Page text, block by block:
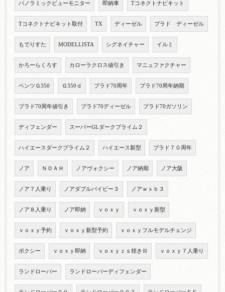
パノラミックビューモニター 即納車 Tコネクトナビキット
Tコネクトナビキット取付 TX ディーゼル プラド ディーゼル
もでりすた MODELLISTA シグネイチャー イルミ
かろーらくろす カローラクロス値引き マニュファクチャー
ベンツＧ350 Ｇ350ｄ プラド70周年 プラド70周年納期
プラド70周年値引き プラド70ディーゼル プラド70ガソリン
ディフェンダー スーパーGLダークプライム２
ハイエースダークプライム２ ハイエース新型 プラド７０周年
ノア ＮＯＡＨ ノアヴォクシー ノア納期 ノア大阪
ノア７人乗り ノアダブルバイビー３ ノアｗｘｂ３
ノア８人乗り ノア即納 ｖｏｘｙ ｖｏｘｙ新型
ｖｏｘｙ予約 ｖｏｘｙ新型予約 ｖｏｘｙフルモデルチェンジ
ボクシー ｖｏｘｙ即納 ｖｏｘｙｚｓ煌きⅢ ｖｏｘｙ７人乗り
ランドローバー ランドローバーディフェンダー